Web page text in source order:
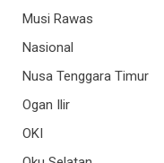
Musi Rawas
Nasional
Nusa Tenggara Timur
Ogan Ilir
OKI